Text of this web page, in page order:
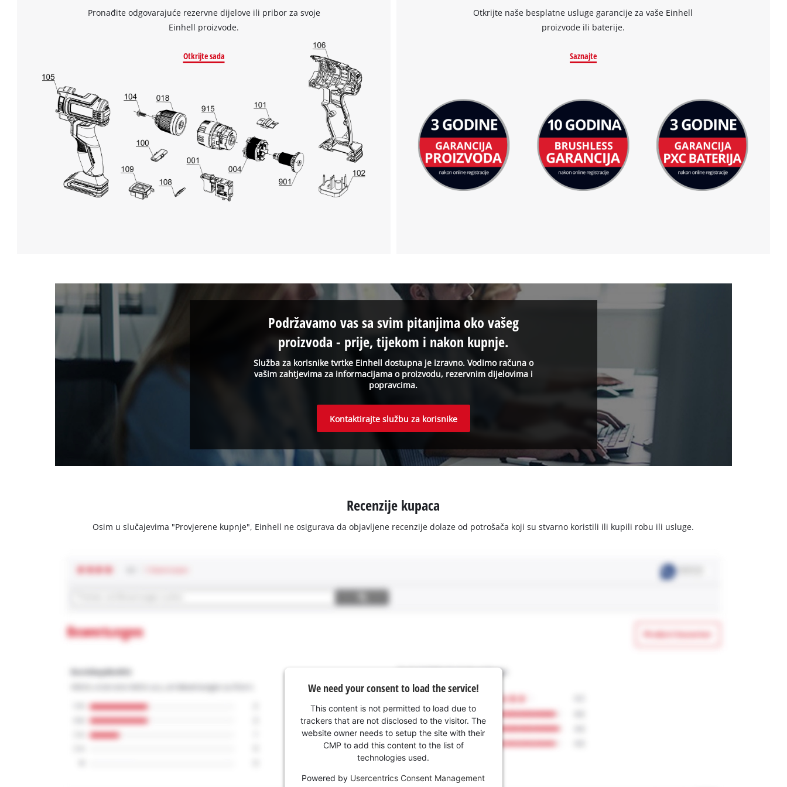
Pronađite odgovarajuće rezervne dijelove ili pribor za svoje
Einhell proizvode.
Otkrijte sada
Otkrijte naše besplatne usluge garancije za vaše Einhell
proizvode ili baterije.
Saznajte
Služba za korisnike tvrtke Einhell dostupna je izravno. Vodimo računa o
vašim zahtjevima za informacijama o proizvodu, rezervnim dijelovima i
popravcima.
Podržavamo vas sa svim pitanjima oko vašeg
proizvoda - prije, tijekom i nakon kupnje.
Kontaktirajte službu za korisnike
Recenzije kupaca
Osim u slučajevima "Provjerene kupnje", Einhell ne osigurava da objavljene recenzije dolaze od potrošača koji su stvarno koristili ili kupili robu ili usluge.
We need your consent to load the service!
This content is not permitted to load due to
trackers that are not disclosed to the visitor. The
website owner needs to setup the site with their
CMP to add this content to the list of
technologies used.
Powered by Usercentrics Consent Management